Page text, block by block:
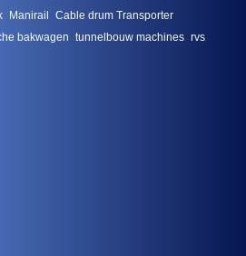
Manirail
Cable drum Transporter
bakwagen tunnelbouw machines rvs